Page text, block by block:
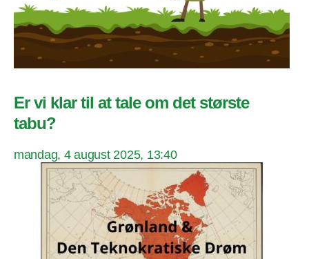
Er vi klar til at tale om det største
tabu?
mandag, 4 august 2025, 13:40